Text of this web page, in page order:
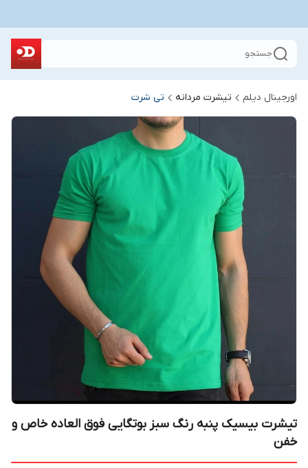
جستجو
اورجینال دیلم تیشرت مردانه تی شرت
تیشرت بیسیک پنبه رنگ سبز بوتگایی فوق العاده خاص و
خفن